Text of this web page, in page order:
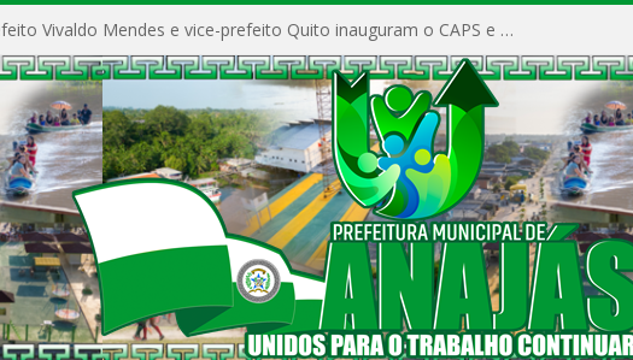
Prefeito Vivaldo Mendes e vice-prefeito Quito inauguram o CAPS e fortalecem a saúde pública em Anajás.